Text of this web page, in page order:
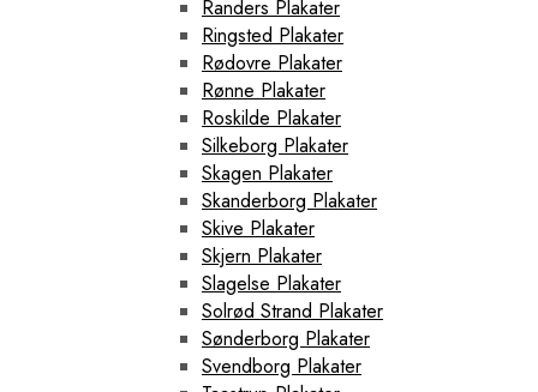
Randers Plakater
Ringsted Plakater
Rødovre Plakater
Rønne Plakater
Roskilde Plakater
Silkeborg Plakater
Skagen Plakater
Skanderborg Plakater
Skive Plakater
Skjern Plakater
Slagelse Plakater
Solrød Strand Plakater
Sønderborg Plakater
Svendborg Plakater